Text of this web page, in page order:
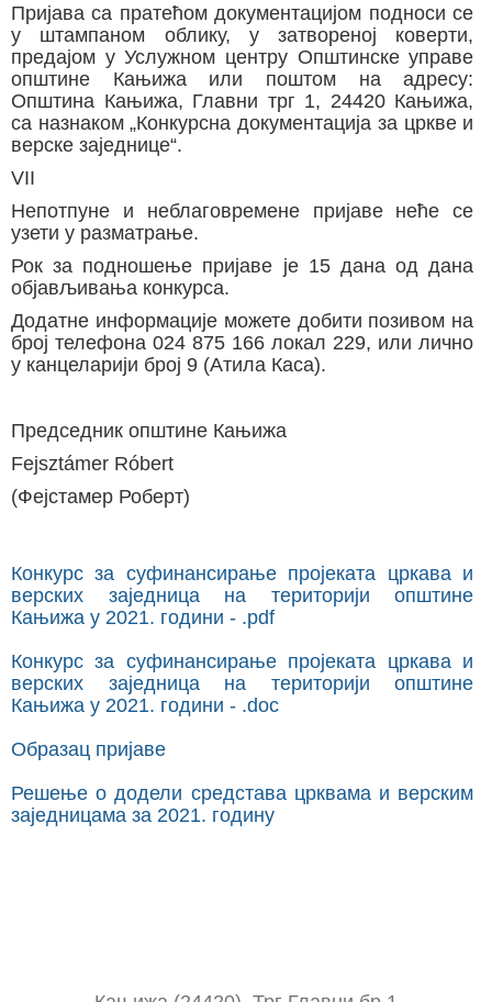
Пријава са пратећом документацијом подноси се
у штампаном облику, у затвореној коверти,
предајом у Услужном центру Општинске управе
општине Кањижа или поштом на адресу:
Општина Кањижа, Главни трг 1, 24420 Кањижа,
са назнаком „Конкурсна документација за цркве и
верске заједнице“.
VII
Непотпуне и неблаговремене пријаве неће се
узети у разматрање.
Рок за подношење пријаве је 15 дана од дана
објављивања конкурса.
Додатне информације можете добити позивом на
број телефона 024 875 166 локал 229, или лично
у канцеларији број 9 (Атила Каса).
Председник општине Кањижа
Fejsztámer Róbert
(Фејстамер Роберт)
Конкурс за суфинансирање пројеката цркава и
верских заједница на територији општине
Кањижа у 2021. години - .pdf
Конкурс за суфинансирање пројеката цркава и
верских заједница на територији општине
Кањижа у 2021. години - .doc
Образац пријаве
Решење о додели средстава црквама и верским
заједницама за 2021. годину